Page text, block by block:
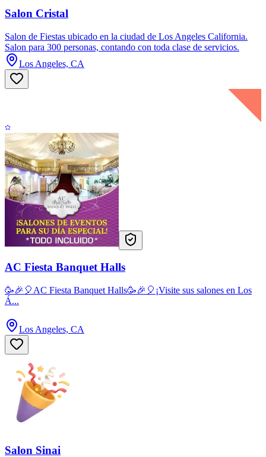
Salon Cristal
Salon de Fiestas ubicado en la ciudad de Los Angeles California.
Salon para 300 personas, contando con toda clase de servicios.
Los Angeles, CA
AC Fiesta Banquet Halls
🥳🎉🎈AC Fiesta Banquet Halls🥳🎉🎈¡Visite sus salones en Los
Á...
Los Angeles, CA
Salon Sinai